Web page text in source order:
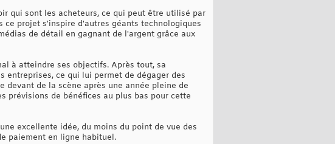
qui sont les acheteurs, ce qui peut être utilisé par
projet s'inspire d'autres géants technologiques
de détail en gagnant de l'argent grâce aux
à atteindre ses objectifs. Après tout, sa
entreprises, ce qui lui permet de dégager des
de la scène après une année pleine de
prévisions de bénéfices au plus bas pour cette
excellente idée, du moins du point de vue des
paiement en ligne habituel.